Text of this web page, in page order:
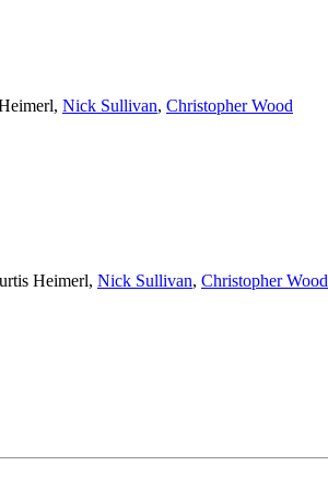
, Nick Sullivan, Christopher Wood
Heimerl, Nick Sullivan, Christopher Wood